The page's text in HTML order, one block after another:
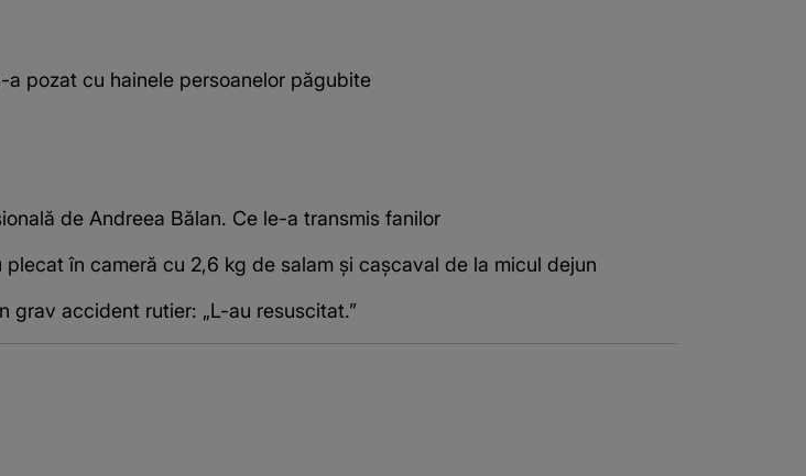
pozat cu hainele persoanelor păgubite
de Andreea Bălan. Ce le-a transmis fanilor
în cameră cu 2,6 kg de salam și cașcaval de la micul dejun
grav accident rutier: „L-au resuscitat.”